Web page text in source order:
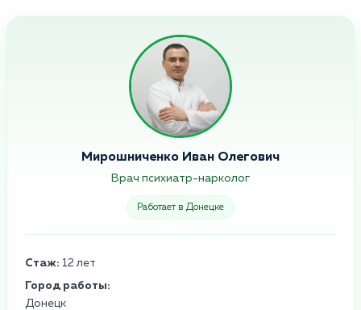
Мирошниченко Иван Олегович
Врач психиатр-нарколог
Работает в Донецке
Стаж: 12 лет
Город работы:
Донецк